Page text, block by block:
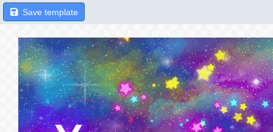
Save template